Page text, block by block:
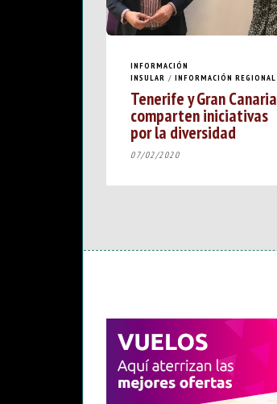
INFORMACIÓN
INSULAR / INFORMACIÓN REGIONAL
Tenerife y Gran Canaria
comparten iniciativas
por la diversidad
07/02/2020